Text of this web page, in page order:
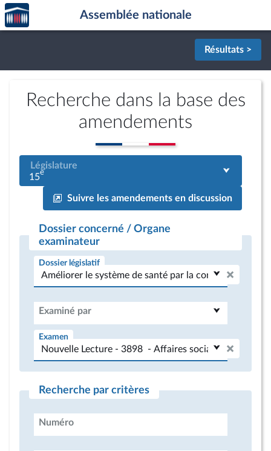
Aller au contenu
Aller en bas de la page
Accèder
à la
page
Assemblée nationale
Résultats >
Recherche dans la base des
amendements
Législature
15e
Suivre les amendements en discussion
Dossier concerné / Organe
examinateur
Dossier législatif
Examiné par
Examen
Recherche par critères
Numéro